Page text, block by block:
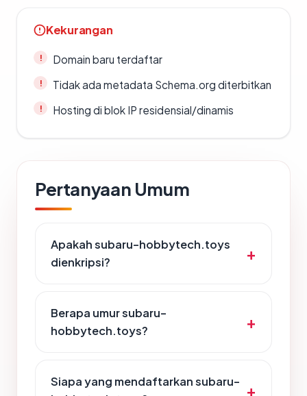
Kekurangan
Domain baru terdaftar
Tidak ada metadata Schema.org diterbitkan
Hosting di blok IP residensial/dinamis
Pertanyaan Umum
Apakah subaru-hobbytech.toys
dienkripsi?
Berapa umur subaru-
hobbytech.toys?
Siapa yang mendaftarkan subaru-